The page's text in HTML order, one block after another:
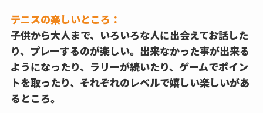
テニスの楽しいところ：
子供から大人まで、いろいろな人に出会えてお話した
り、プレーするのが楽しい。出来なかった事が出来る
ようになったり、ラリーが続いたり、ゲームでポイン
トを取ったり、それぞれのレベルで嬉しい楽しいがあ
るところ。